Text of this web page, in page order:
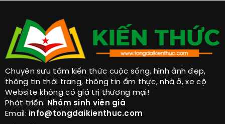
Chuyên sưu tầm kiến thức cuộc sống, hình ảnh đẹp,
thông tin thời trang, thông tin ẩm thực, nhà ở, xe cộ
Website không có giá trị thương mại!
Phát triển: Nhóm sinh viên già
Email: info@tongdaikienthuc.com